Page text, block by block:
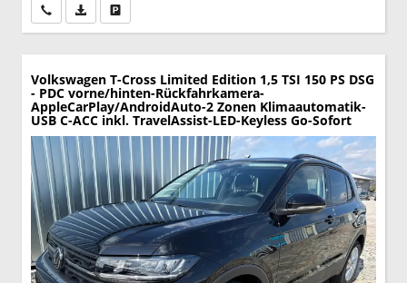
Wir rufen Sie anPDF-Datei, Fahrzeugexposé drucken
Volkswagen T-Cross Limited Edition 1,5 TSI 150 PS DSG
- PDC vorne/hinten-Rückfahrkamera-
AppleCarPlay/AndroidAuto-2 Zonen Klimaautomatik-
USB C-ACC inkl. TravelAssist-LED-Keyless Go-Sofort